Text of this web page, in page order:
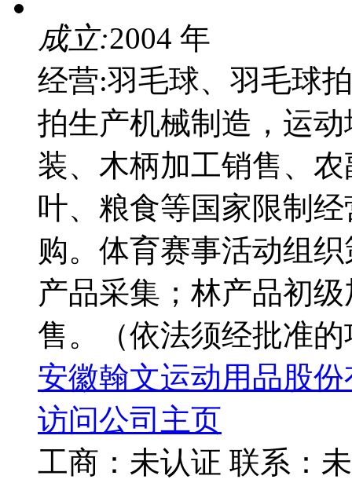
成立:2004 年
经营:羽毛球、羽毛球
拍生产机械制造，运
装、木柄加工销售、
叶、粮食等国家限制
购。体育赛事活动组
产品采集；林产品初
售。（依法须经批准
安徽翰文运动用品股
访问公司主页
工商： 未认证 联系：